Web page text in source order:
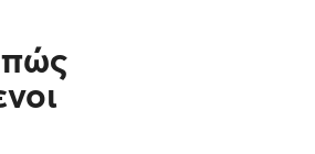
πώς